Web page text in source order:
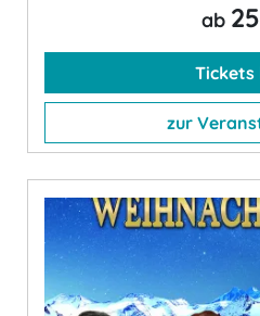
ab
Tickets
zur